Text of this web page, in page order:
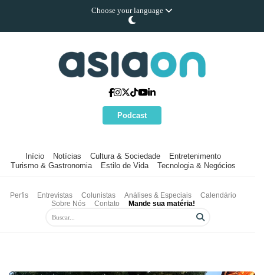
Choose your language
Podcast
Início Notícias Cultura & Sociedade
Entretenimento
Turismo & Gastronomia
Estilo de Vida Tecnologia & Negócios
Perfis Entrevistas Colunistas Análises & Especiais
Calendário
Sobre Nós
Contato Mande sua matéria!